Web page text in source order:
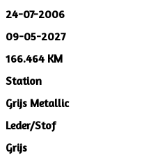
24-07-2006
09-05-2027
166.464 KM
Station
Grijs Metallic
Leder/Stof
Grijs